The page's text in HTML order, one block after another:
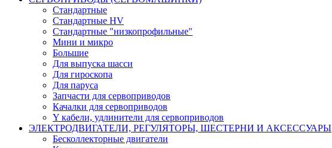
Стандартные
Стандартные HV
Стандартные "низкопрофильные"
Мини и микро
Большие
Для выпуска шасси
Для гироскопа
Для паруса
Запчасти для сервоприводов
Качалки для сервоприводов
Y кабели, удлинители для сервоприводов
ЭЛЕКТРОДВИГАТЕЛИ, РЕГУЛЯТОРЫ, ШЕСТЕРНИ И АКСЕССУАРЫ
Бесколлекторные двигатели